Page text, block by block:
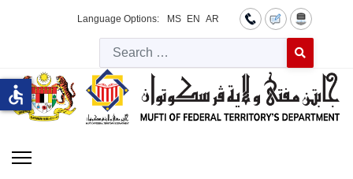
Language Options: MS EN AR
Type 2 or
accessible